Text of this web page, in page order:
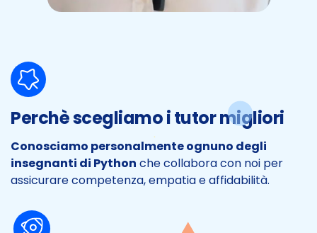
Perchè scegliamo i tutor migliori
Conosciamo personalmente ognuno degli
insegnanti di Python che collabora con noi per
assicurare competenza, empatia e affidabilità.